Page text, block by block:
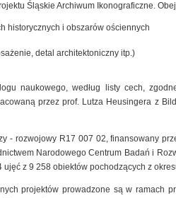
Śląskie Archiwum Ikonograficzne.
historycznych i obszarów ościennych
detal architektoniczny itp.)
naukowego, według listy cech,
przez prof. Lutza Heusingera z
- rozwojowy R17 007 02, finansowany
Narodowego Centrum Badań i
z 9 258 obiektów pochodzących z
projektów prowadzone są w ramach